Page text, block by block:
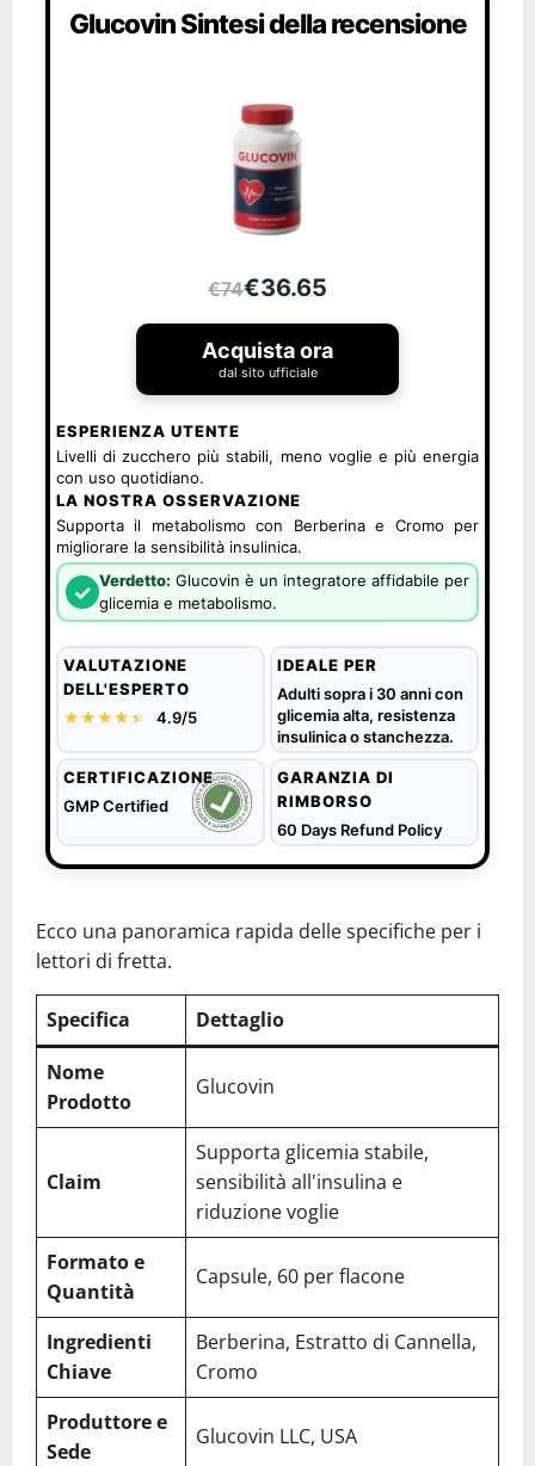
Glucovin Sintesi della recensione
€74€36.65
Acquista ora
dal sito ufficiale
ESPERIENZA UTENTE
Livelli di zucchero più stabili, meno voglie e più energia
con uso quotidiano.
LA NOSTRA OSSERVAZIONE
Supporta il metabolismo con Berberina e Cromo per
migliorare la sensibilità insulinica.
✓ Verdetto: Glucovin è un integratore affidabile per
glicemia e metabolismo.
VALUTAZIONE
DELL'ESPERTO
★★★★★
★ 4.9/5
IDEALE PER
Adulti sopra i 30 anni con
glicemia alta, resistenza
insulinica o stanchezza.
CERTIFICAZIONE
GMP Certified
GARANZIA DI
RIMBORSO
60 Days Refund Policy
Ecco una panoramica rapida delle specifiche per i
lettori di fretta.
Specifica
Dettaglio
Nome
Prodotto
Glucovin
Claim
Supporta glicemia stabile,
sensibilità all'insulina e
riduzione voglie
Formato e
Quantità
Capsule, 60 per flacone
Ingredienti
Chiave
Berberina, Estratto di Cannella,
Cromo
Produttore e
Sede
Glucovin LLC, USA